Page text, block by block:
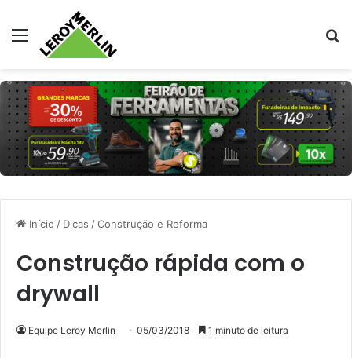
Menu
Início / Dicas /Construção e Reforma
Construção rápida com o
drywall
Equipe Leroy Merlin 05/03/2018 1 minuto de leitura